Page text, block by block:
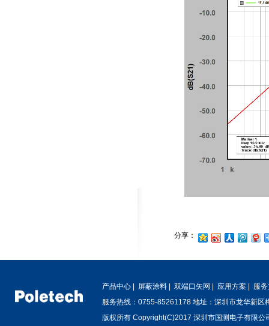
分享：
产品中心 屏蔽涂料 双端口矢网 应用方案
服
服务热线：0755-85261178 地址：深圳市龙华新区
版权所有 Copyright(C)2017 深圳市国测电子有限公